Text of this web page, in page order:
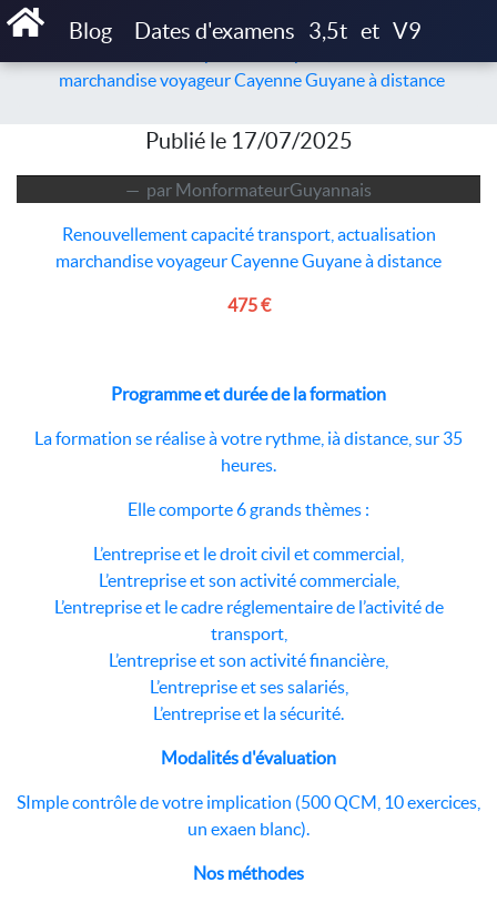
Blog Dates d'examens 3,5t et V9
Accueil
Articles
marchandise voyageur Cayenne Guyane à distance
Publié le 17/07/2025
par MonformateurGuyannais
Renouvellement capacité transport, actualisation
marchandise voyageur Cayenne Guyane à distance
475 €
Programme et durée de la formation
La formation se réalise à votre rythme, ià distance, sur 35
heures.
Elle comporte 6 grands thèmes :
L’entreprise et le droit civil et commercial,
L’entreprise et son activité commerciale,
L’entreprise et le cadre réglementaire de l’activité de
transport,
L’entreprise et son activité financière,
L’entreprise et ses salariés,
L’entreprise et la sécurité.
Modalités d'évaluation
SImple contrôle de votre implication (500 QCM, 10 exercices,
un exaen blanc).
Nos méthodes